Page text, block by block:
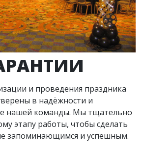
и проведения праздника
в надёжности и
нашей команды. Мы тщательно
этапу работы, чтобы сделать
запоминающимся и успешным.